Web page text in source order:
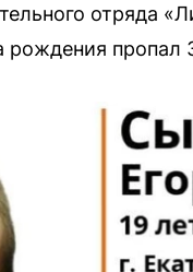
отряда
пропал